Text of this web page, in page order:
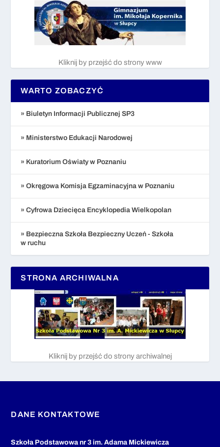
Kliknij by przejść do strony www
WARTO ZOBACZYĆ
» Biuletyn Informacji Publicznej SP3
» Ministerstwo Edukacji Narodowej
» Kuratorium Oświaty w Poznaniu
» Okręgowa Komisja Egzaminacyjna w Poznaniu
» Cyfrowa Dziecięca Encyklopedia Wielkopolan
» Bezpieczna Szkoła Bezpieczny Uczeń - Szkoła
w ruchu
STRONA ARCHIWALNA
Kliknij by przejść do strony archiwalnej
DANE KONTAKTOWE
Szkoła Podstawowa nr 3 im. Adama Mickiewicza